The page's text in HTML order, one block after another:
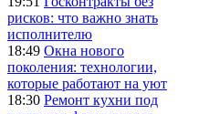
рисков: что важно знать
исполнителю
18:49 Окна нового
поколения: технологии,
которые работают на уют
18:30 Ремонт кухни под